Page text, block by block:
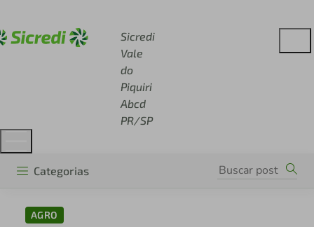
Sicredi
Vale
do
Piquiri
Abcd
PR/SP
Categorias
AGRO